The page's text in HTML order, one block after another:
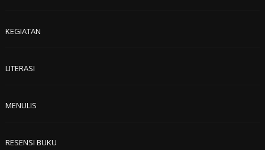
KEGIATAN
LITERASI
MENULIS
RESENSI BUKU